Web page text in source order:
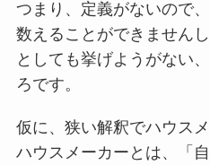
つまり、定義がないので
数えることができません
としても挙げようがない
ろです。
仮に、狭い解釈でハウス
ハウスメーカーとは、「